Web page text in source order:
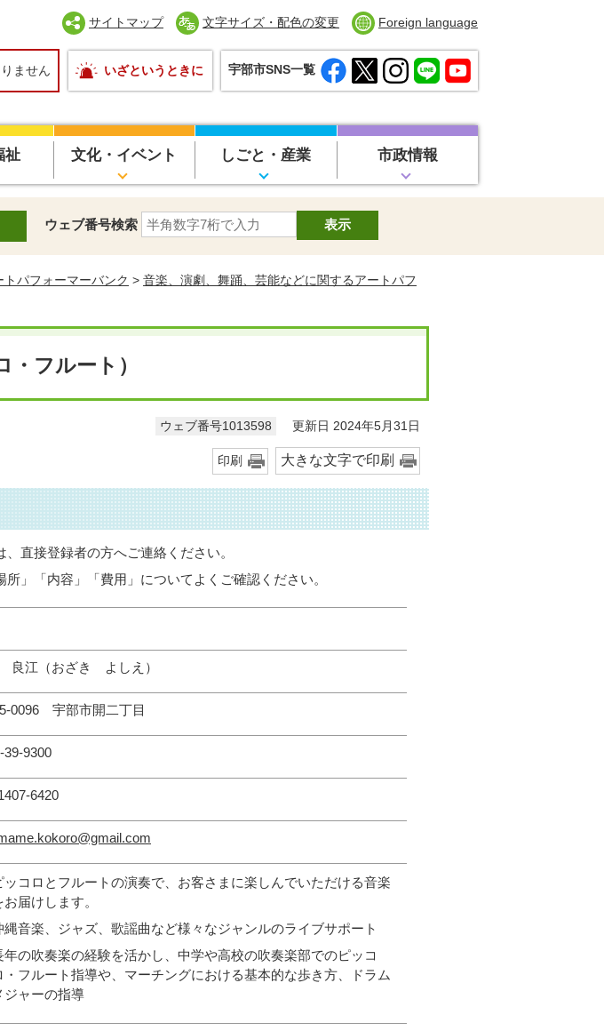
サイトマップ 文字サイズ・配色の変更 Foreign language
ません いざというときに 宇部市SNS一覧
祉 文化・イベント しごと・産業 市政情報
ウェブ番号検索
トパフォーマーバンク > 音楽、演劇、舞踊、芸能などに関するアートパフ
フルート）
ウェブ番号1013598 更新日 2024年5月31日
印刷 大きな文字で印刷
直接登録者の方へご連絡ください。
」「内容」「費用」についてよくご確認ください。
良江（おざき よしえ）
0096 宇部市開二丁目
39-9300
6420
ッコロとフルートの演奏で、お客さまに楽しんでいただける音楽
お届けします。
縄音楽、ジャズ、歌謡曲など様々なジャンルのライブサポート
年の吹奏楽の経験を活かし、中学や高校の吹奏楽部でのピッコ
・フルート指導や、マーチングにおける基本的な歩き方、ドラム
ジャーの指導